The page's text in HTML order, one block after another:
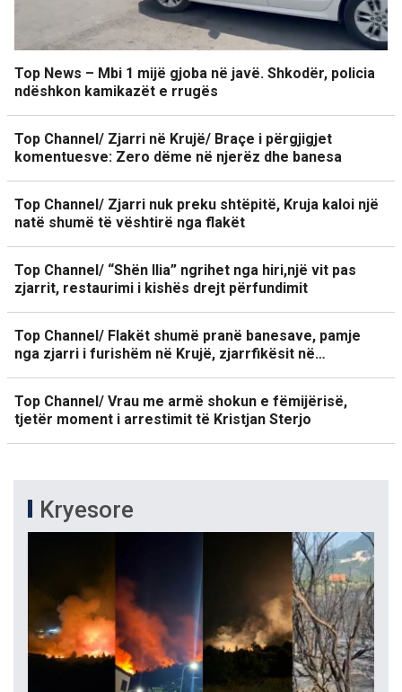
Top News – Mbi 1 mijë gjoba në javë. Shkodër, policia
ndëshkon kamikazët e rrugës
Top Channel/ Zjarri në Krujë/ Braçe i përgjigjet
komentuesve: Zero dëme në njerëz dhe banesa
Top Channel/ Zjarri nuk preku shtëpitë, Kruja kaloi një
natë shumë të vështirë nga flakët
Top Channel/ “Shën Ilia” ngrihet nga hiri,një vit pas
zjarrit, restaurimi i kishës drejt përfundimit
Top Channel/ Flakët shumë pranë banesave, pamje
nga zjarri i furishëm në Krujë, zjarrfikësit në…
Top Channel/ Vrau me armë shokun e fëmijërisë,
tjetër moment i arrestimit të Kristjan Sterjo
Kryesore